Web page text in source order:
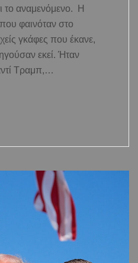
το αναμενόμενο. Η
φαινόταν στο
γκάφες που έκανε,
εκεί. Ήταν
Τραμπ,…